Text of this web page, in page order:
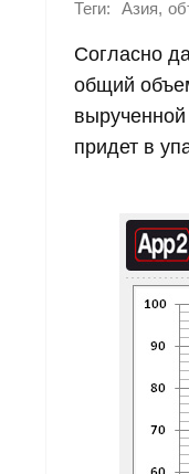
Теги: Азия,
Согласно
общий
придет в